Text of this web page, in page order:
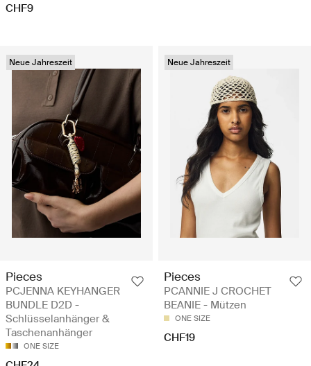
CHF9
Neue Jahreszeit
Pieces
PCJENNA KEYHANGER
BUNDLE D2D -
Schlüsselanhänger &
Taschenanhänger
ONE SIZE
Neue Jahreszeit
Pieces
PCANNIE J CROCHET
BEANIE - Mützen
ONE SIZE
CHF19